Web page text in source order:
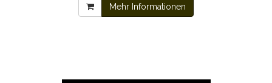
Mehr Informationen